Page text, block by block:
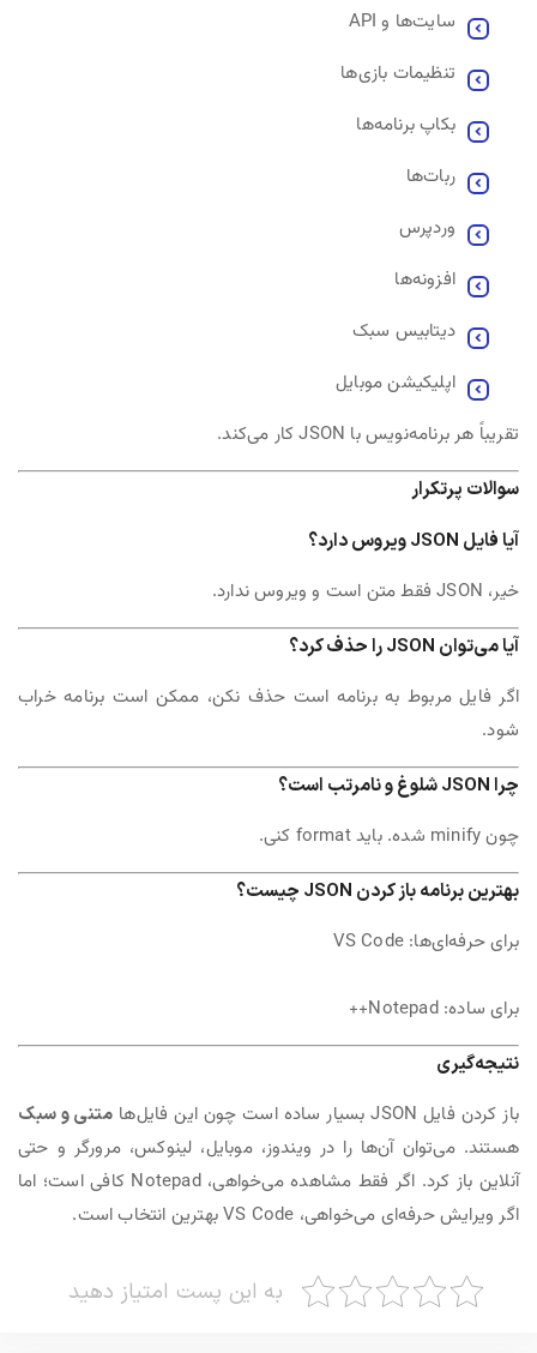
سایت‌ها و API
تنظیمات بازی‌ها
بکاپ برنامه‌ها
ربات‌ها
وردپرس
افزونه‌ها
دیتابیس سبک
اپلیکیشن موبایل
تقریباً هر برنامه‌نویس با JSON کار می‌کند.
سوالات پرتکرار
آیا فایل JSON ویروس دارد؟
خیر، JSON فقط متن است و ویروس ندارد.
آیا می‌توان JSON را حذف کرد؟
اگر فایل مربوط به برنامه است حذف نکن، ممکن است برنامه خراب
شود.
چرا JSON شلوغ و نامرتب است؟
چون minify شده. باید format کنی.
بهترین برنامه باز کردن JSON چیست؟
برای حرفه‌ای‌ها: VS Code
برای ساده: Notepad++
نتیجه‌گیری
باز کردن فایل JSON بسیار ساده است چون این فایل‌ها
متنی و سبک
هستند. می‌توان آن‌ها را در ویندوز، موبایل، لینوکس، مرورگر و حتی
آنلاین باز کرد. اگر فقط مشاهده می‌خواهی، Notepad کافی است؛ اما
اگر ویرایش حرفه‌ای می‌خواهی، VS Code بهترین انتخاب است.
به این پست امتیاز دهید